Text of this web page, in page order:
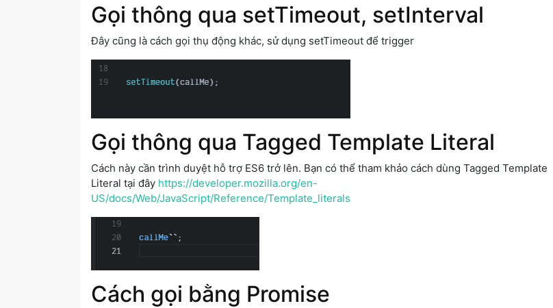
Gọi thông qua setTimeout, setInterval
Đây cũng là cách gọi thụ động khác, sử dụng setTimeout để trigger
Gọi thông qua Tagged Template Literal
Cách này cần trình duyệt hỗ trợ ES6 trở lên. Bạn có thể tham khảo cách dùng Tagged Template
Literal tại đây https://developer.mozilla.org/en-
US/docs/Web/JavaScript/Reference/Template_literals
Cách gọi bằng Promise